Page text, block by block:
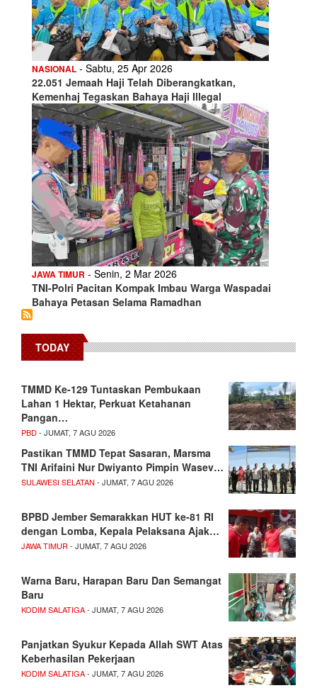
NASIONAL - Sabtu, 25 Apr 2026
22.051 Jemaah Haji Telah Diberangkatkan,
Kemenhaj Tegaskan Bahaya Haji Illegal
JAWA TIMUR - Senin, 2 Mar 2026
TNI-Polri Pacitan Kompak Imbau Warga Waspadai
Bahaya Petasan Selama Ramadhan
TODAY
TMMD Ke-129 Tuntaskan Pembukaan
Lahan 1 Hektar, Perkuat Ketahanan
Pangan…
PBD- JUMAT, 7 AGU 2026
Pastikan TMMD Tepat Sasaran, Marsma
TNI Arifaini Nur Dwiyanto Pimpin Wasev…
SULAWESI SELATAN - JUMAT, 7 AGU 2026
BPBD Jember Semarakkan HUT ke-81 RI
dengan Lomba, Kepala Pelaksana Ajak…
JAWA TIMUR - JUMAT, 7 AGU 2026
Warna Baru, Harapan Baru Dan Semangat
Baru
KODIM SALATIGA- JUMAT, 7 AGU 2026
Panjatkan Syukur Kepada Allah SWT Atas
Keberhasilan Pekerjaan
KODIM SALATIGA- JUMAT, 7 AGU 2026